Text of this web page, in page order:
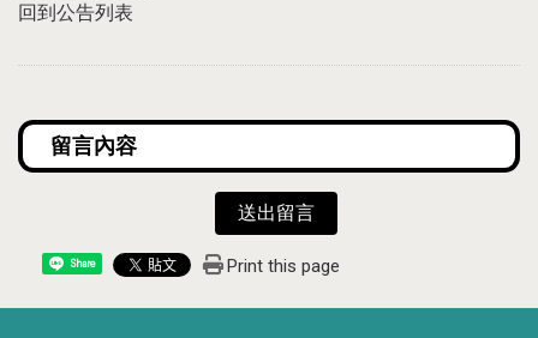
回到公告列表
送出留言
Share Print this page